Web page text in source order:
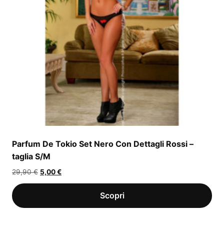
Parfum De Tokio Set Nero Con Dettagli Rossi –
taglia S/M
29,90€ Il
prezzo
5,00€Il
prezzo